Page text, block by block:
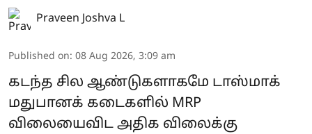
Praveen Joshva L
Published on: 08 Aug 2026, 3:09 am
கடந்த சில ஆண்டுகளாகமே டாஸ்மாக்
மதுபானக் கடைகளில் MRP
விலையைவிட அதிக விலைக்கு